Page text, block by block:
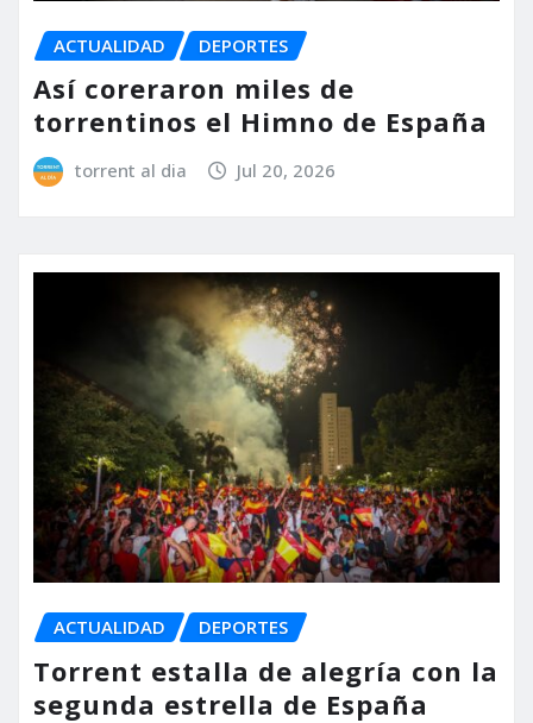
ACTUALIDAD DEPORTES
Así coreraron miles de
torrentinos el Himno de España
torrent al dia Jul 20, 2026
ACTUALIDAD DEPORTES
Torrent estalla de alegría con la
segunda estrella de España